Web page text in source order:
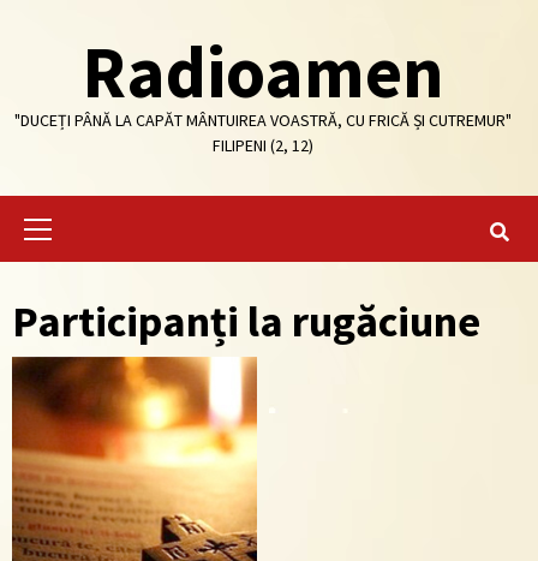
Radioamen
"DUCEȚI PÂNĂ LA CAPĂT MÂNTUIREA VOASTRĂ, CU FRICĂ ȘI CUTREMUR"
FILIPENI (2, 12)
Primary
Participanți la rugăciune